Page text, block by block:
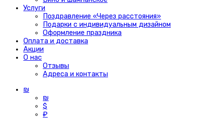
Услуги
Поздравление «Через расстояния»
Подарки с индивидуальным дизайном
Оформление праздника
Оплата и доставка
Акции
О нас
Отзывы
Адреса и контакты
₪
₪
$
₽